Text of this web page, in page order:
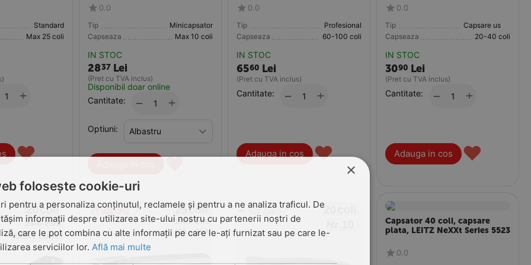
Standard
Max 25 coli
+
♥
0.0
Tip
Minicapsator
Capseaza
Max 10 coli
IN STOC
2837 Lei
(Pret cu TVA inclus)
Disponibil doar online
Cantitate:
+
−
Optiuni:
♥
0.0
Tip
Profesional
Capseaza
60-100 coli
IN STOC
6560 Lei
(Pret cu TVA inclus)
Cantitate: +
−
Adauga in cos ♥
0.0
Tip
Capsare usoara
Capseaza
20-40 coli
IN STOC
3090 Lei
(Pret cu TVA inclus)
Cantitate: +
−
Adauga in cos ♥
Capsator 40 coli, capsare
plata, LEITZ NeXXt Series 5523
0.0
×
folosește cookie-uri
pentru a personaliza conținutul, reclamele și pentru a ne analiza traficul. De
informații despre utilizarea site-ului nostru cu partenerii noștri de
care le pot combina cu alte informații pe care le-ați furnizat sau pe care le-
serviciilor lor. Află mai multe